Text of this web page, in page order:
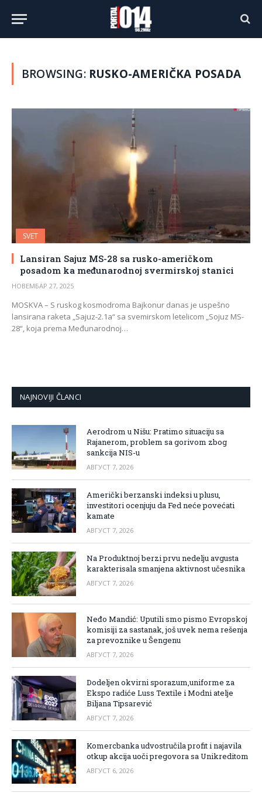
BROWSING: RUSKO-AMERIČKA POSADA
SVET
Lansiran Sajuz MS-28 sa rusko-američkom
posadom ka međunarodnoj svermirskoj stanici
НОВЕМБАР 27, 2025
MOSKVA – S ruskog kosmodroma Bajkonur danas je uspešno
lansirana raketa „Sajuz-2.1a“ sa svemirskom letelicom „Sojuz MS-
28“, koja prema Međunarodnoj…
NAJNOVIJI ČLANCI
Aerodrom u Nišu: Pratimo situaciju sa
Rajanerom, problem sa gorivom zbog
sankcija NIS-u
АВГУСТ 7, 2026
Američki berzanski indeksi u plusu,
investitori ocenjuju da Fed neće povećati
kamate
АВГУСТ 7, 2026
Na Produktnoj berzi prvu nedelju avgusta
karakterisala smanjena aktivnost učesnika
АВГУСТ 7, 2026
Neđo Mandić: Uputili smo pismo Evropskoj
komisiji za sastanak, još uvek nema rešenja
za prevoznike u Šengenu
АВГУСТ 7, 2026
Dodeljen okvirni sporazum,uniforme za
Ekspo radiće Luss Textile i Modni atelje
Biljana Tipsarević
АВГУСТ 7, 2026
Komercbanka udvostručila profit i najavila
otkup akcija uoči pregovora sa Unikreditom
АВГУСТ 6, 2026